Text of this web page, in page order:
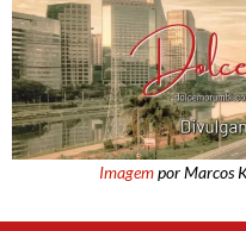
Imagempor Marcos